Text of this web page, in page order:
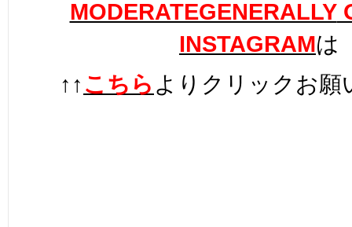
MODERATEGENERALLY
INSTAGRAMは
↑↑ こちら よりクリックお願